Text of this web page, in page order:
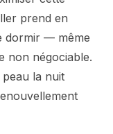
prend en
dormir — même
non négociable.
la nuit